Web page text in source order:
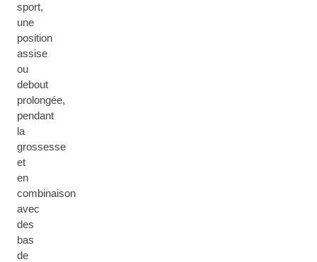
sport,
une
position
assise
ou
debout
prolongée,
pendant
la
grossesse
et
en
combinaison
avec
des
bas
de